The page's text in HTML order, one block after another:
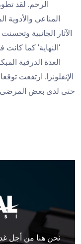
الرحم. لقد
المناعي
الآثار الجانبية
'النهاية' كما
الغدة الدرقية
الإنفلونزا. ارتفعت
حتى لدى بعض المرضى
نحن هنا من أجل